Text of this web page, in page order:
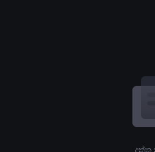
දත්ත